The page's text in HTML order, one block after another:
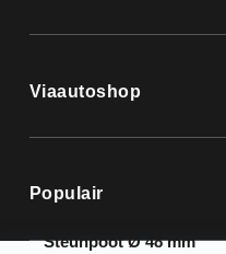
Viaautoshop
Populair
Steunpoot Ø 48 mm